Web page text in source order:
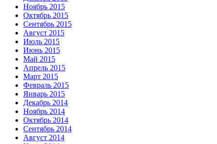
Ноябрь 2015
Октябрь 2015
Сентябрь 2015
Август 2015
Июль 2015
Июнь 2015
Май 2015
Апрель 2015
Март 2015
Февраль 2015
Январь 2015
Декабрь 2014
Ноябрь 2014
Октябрь 2014
Сентябрь 2014
Август 2014